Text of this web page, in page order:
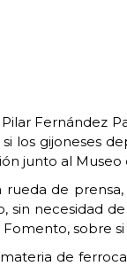
Fernández
los gijoneses
junto al Museo
de
sin necesidad
sobre
de